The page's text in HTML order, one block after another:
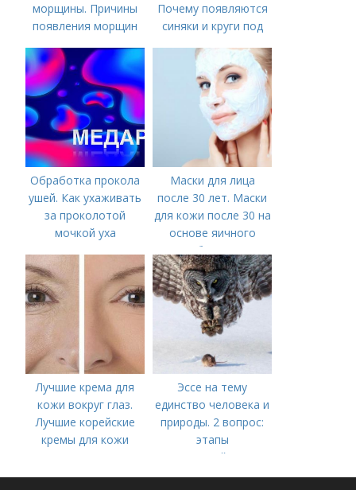
морщины. Причины
появления морщин
Почему появляются
синяки и круги под
Обработка прокола
ушей. Как ухаживать
за проколотой
мочкой уха
Маски для лица
после 30 лет. Маски
для кожи после 30 на
основе яичного
белка
Лучшие крема для
кожи вокруг глаз.
Лучшие корейские
кремы для кожи
году
Эссе на тему
единство человека и
природы. 2 вопрос:
этапы
взаимодействия
природного и